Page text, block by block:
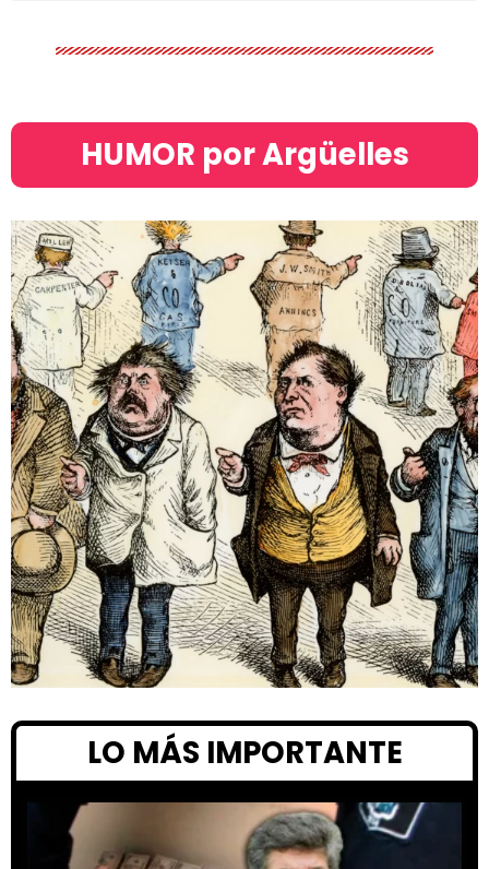
HUMOR por Argüelles​
LO MÁS IMPORTANTE